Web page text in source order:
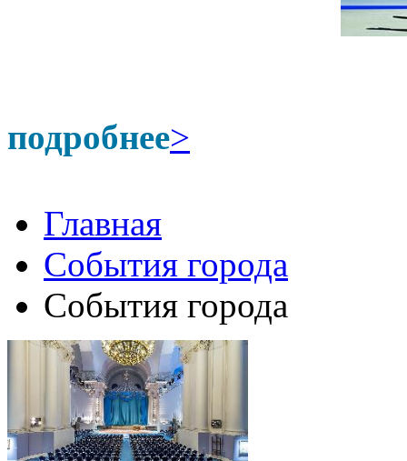
подробнее>
Главная
События города
События города